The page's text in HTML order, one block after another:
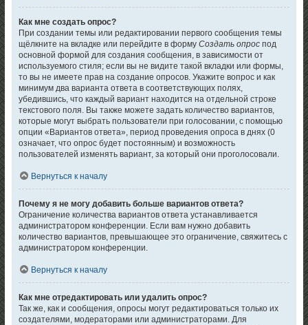
Как мне создать опрос?
При создании темы или редактировании первого сообщения темы
щёлкните на вкладке или перейдите в формуСоздать опрос под
основной формой для создания сообщения, в зависимости от
используемого стиля; если вы не видите такой вкладки или формы,
то вы не имеете прав на создание опросов. Укажите вопрос и как
минимум два варианта ответа в соответствующих полях,
убедившись, что каждый вариант находится на отдельной строке
текстового поля. Вы также можете задать количество вариантов,
которые могут выбрать пользователи при голосовании, с помощью
опции «Вариантов ответа», период проведения опроса в днях (0
означает, что опрос будет постоянным) и возможность
пользователей изменять вариант, за который они проголосовали.
Вернуться к началу
Почему я не могу добавить больше вариантов ответа?
Ограничение количества вариантов ответа устанавливается
администратором конференции. Если вам нужно добавить
количество вариантов, превышающее это ограничение, свяжитесь с
администратором конференции.
Вернуться к началу
Как мне отредактировать или удалить опрос?
Так же, как и сообщения, опросы могут редактироваться только их
создателями, модераторами или администраторами. Для